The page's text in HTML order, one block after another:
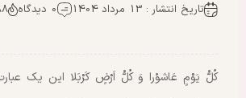
تاریخ انتشار : 13 مرداد 1404 0 دیدگاه
کُلُّ یَوْمٍ عَاشوُرا وَ کُلُّ اَرْضٍ کَرْبَلا این یک